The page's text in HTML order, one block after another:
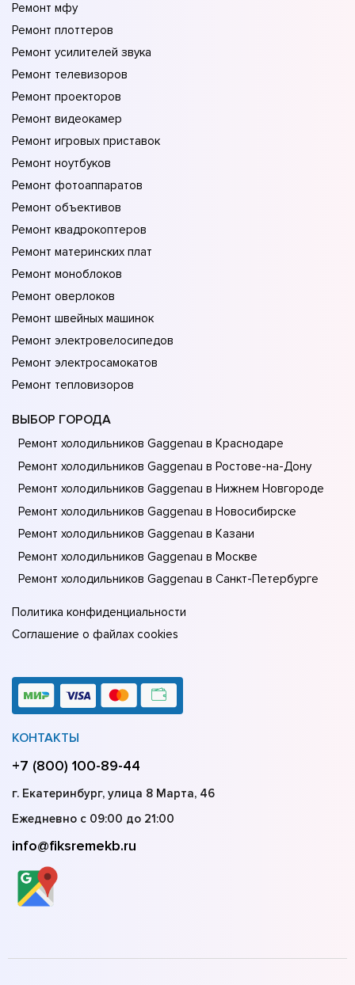
Ремонт мфу
Ремонт плоттеров
Ремонт усилителей звука
Ремонт телевизоров
Ремонт проекторов
Ремонт видеокамер
Ремонт игровых приставок
Ремонт ноутбуков
Ремонт фотоаппаратов
Ремонт объективов
Ремонт квадрокоптеров
Ремонт материнских плат
Ремонт моноблоков
Ремонт оверлоков
Ремонт швейных машинок
Ремонт электровелосипедов
Ремонт электросамокатов
Ремонт тепловизоров
ВЫБОР ГОРОДА
Ремонт холодильников Gaggenau в Краснодаре
Ремонт холодильников Gaggenau в Ростове-на-Донy
Ремонт холодильников Gaggenau в Нижнем Новгороде
Ремонт холодильников Gaggenau в Новосибирске
Ремонт холодильников Gaggenau в Казани
Ремонт холодильников Gaggenau в Москве
Ремонт холодильников Gaggenau в Санкт-Петербурге
Политика конфиденциальности
Соглашение о файлах cookies
КОНТАКТЫ
+7 (800) 100-89-44
г. Екатеринбург, улица 8 Марта, 46
Ежедневно с 09:00 до 21:00
info@fiksremekb.ru